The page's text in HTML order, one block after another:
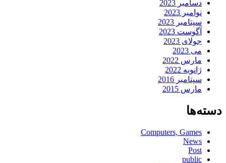
دسامبر 2023
نوامبر 2023
سپتامبر 2023
آگوست 2023
جولای 2023
می 2023
مارس 2022
ژانویه 2022
سپتامبر 2016
مارس 2015
دسته‌ها
Computers, Games
News
Post
public